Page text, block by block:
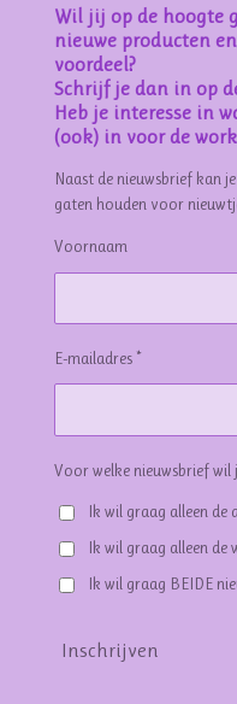
Wil jij op de hoogte
nieuwe producten
voordeel?
Schrijf je dan in op
Heb je interesse in
(ook) in voor de
Naast de nieuwsbrief kan
gaten houden voor
Voornaam
E-mailadres *
Voor welke nieuwsbrief wil
Ik wil graag alleen de
Ik wil graag alleen
Ik wil graag BEIDE
Inschrijven